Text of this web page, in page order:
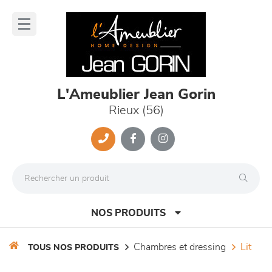
L'Ameublier Jean Gorin
Rieux (56)
NOS PRODUITS
TOUS NOS PRODUITS chambres et dressing lit